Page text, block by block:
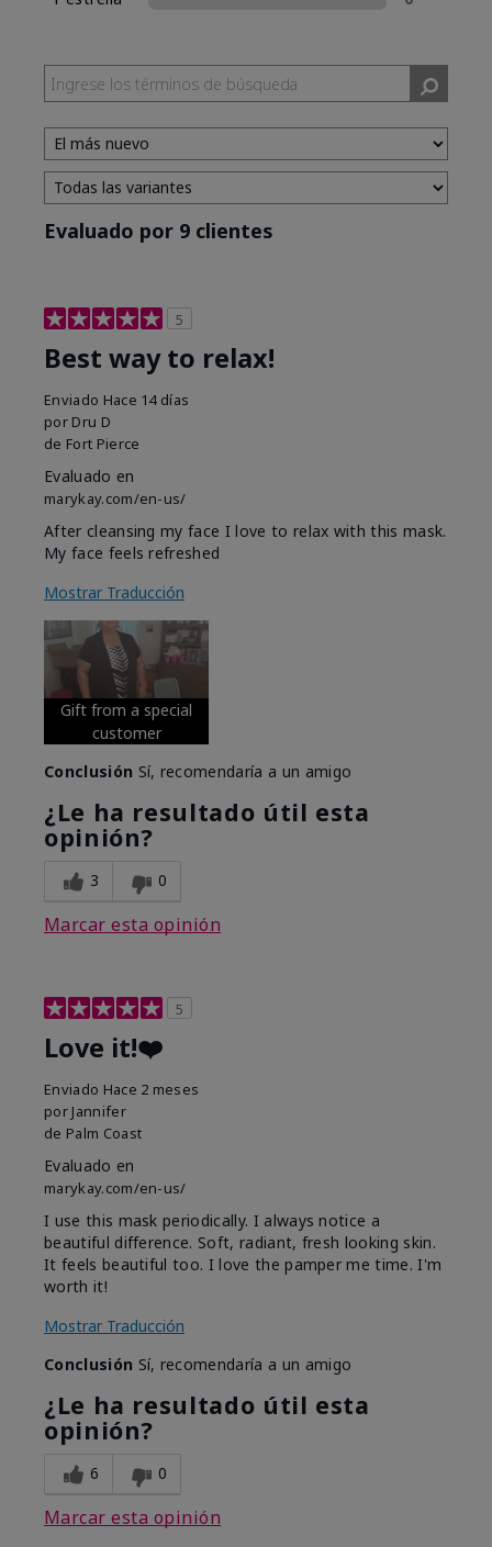
Evaluado por 9 clientes
5
Best way to relax!
Enviado Hace 14 días
por Dru D
de Fort Pierce
Evaluado en
marykay.com/en-us/
After cleansing my face I love to relax with this mask.
My face feels refreshed
Mostrar Traducción
Gift from a special
customer
Conclusión Sí, recomendaría a un amigo
¿Le ha resultado útil esta
opinión?
3 0
Marcar esta opinión
5
Love it!❤️
Enviado Hace 2 meses
por Jannifer
de Palm Coast
Evaluado en
marykay.com/en-us/
I use this mask periodically. I always notice a
beautiful difference. Soft, radiant, fresh looking skin.
It feels beautiful too. I love the pamper me time. I'm
worth it!
Mostrar Traducción
Conclusión Sí, recomendaría a un amigo
¿Le ha resultado útil esta
opinión?
6 0
Marcar esta opinión